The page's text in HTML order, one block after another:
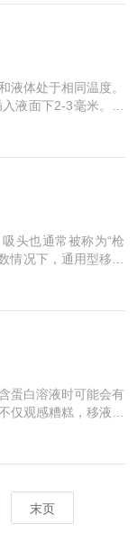
心机和过滤机的选型
过滤特性。2、机型
通用离心机兼顾高
液体处于相同温度。
液面下2-3毫米。在
尤其是要吸取粘稠或
方法。一是前进移
慢松开按钮回原点。
按按钮至第二停点
的液体，其原理就...
头也通常被称为“枪
情况下，通用型移液
要去注意在实验中选
行：加长吸头：当需
深入容器口有可能使
议选择使用加长的吸
吸头；而当...
蛋白溶液时可能会有
仅观感糟糕，移液量
的扰动都可能产生新
们可以选择缓慢移液
另一方面也将气泡损
能会有类似的苦恼：
移液量也不准。那
末页